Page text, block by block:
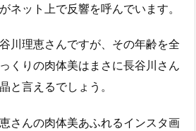
ネット上で反響を呼んでいます。
川理恵さんですが、その年齢を全
くりの肉体美はまさに長谷川さん
と言えるでしょう。
さんの肉体美あふれるインスタ画